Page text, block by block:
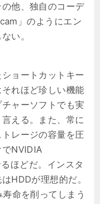
他、独自のコーデ
」のようにエン
い。
ョートカットキー
れほど珍しい機能
ャーソフトでも実
える。また、常に
レージの容量を圧
NVIDIA
ほどだ。インスタ
HDDが理想的だ。
命を削ってしまう